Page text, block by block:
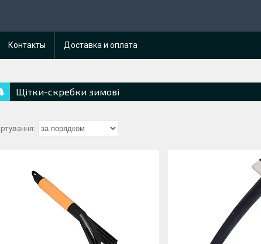
Контакты Доставка и оплата
Щітки-скребки зимові